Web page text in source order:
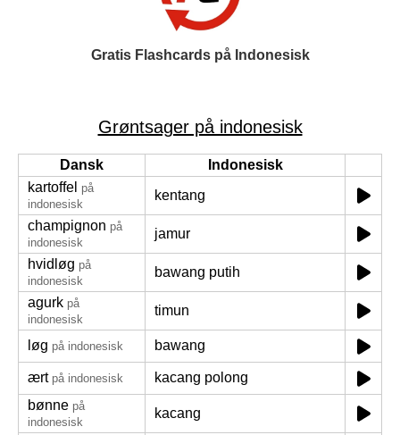
Gratis Flashcards på Indonesisk
Grøntsager på indonesisk
Dansk
Indonesisk
kartoffel på
indonesisk
kentang
champignon på
indonesisk
jamur
hvidløg på
indonesisk
bawang putih
agurk på
indonesisk
timun
løg på indonesisk bawang
ært på indonesisk
kacang polong
bønne på
indonesisk
kacang